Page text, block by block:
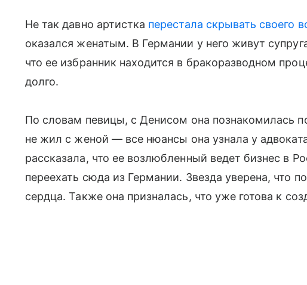
Не так давно артистка перестала скрывать своего
оказался женатым. В Германии у него живут
что ее избранник находится в бракоразводном
долго.
По словам певицы, с Денисом она познакомилась
не жил с женой — все нюансы она узнала у
рассказала, что ее возлюбленный ведет бизнес в
переехать сюда из Германии. Звезда уверена, что
сердца. Также она призналась, что уже готова к